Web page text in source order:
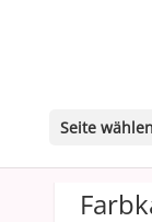
Seite wählen